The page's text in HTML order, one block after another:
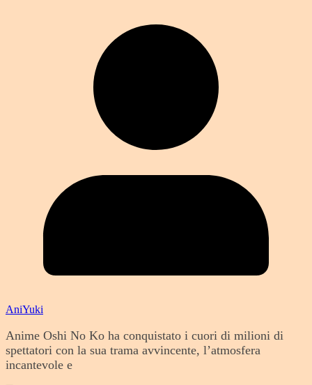
AniYuki
Anime Oshi No Ko ha conquistato i cuori di milioni di
spettatori con la sua trama avvincente, l’atmosfera
incantevole e